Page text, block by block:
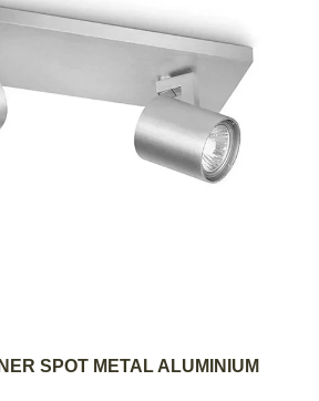
AL CARRITO
SPOT METAL ALUMINIUM